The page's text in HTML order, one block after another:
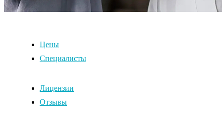
Цены
Специалисты
Лицензии
Отзывы